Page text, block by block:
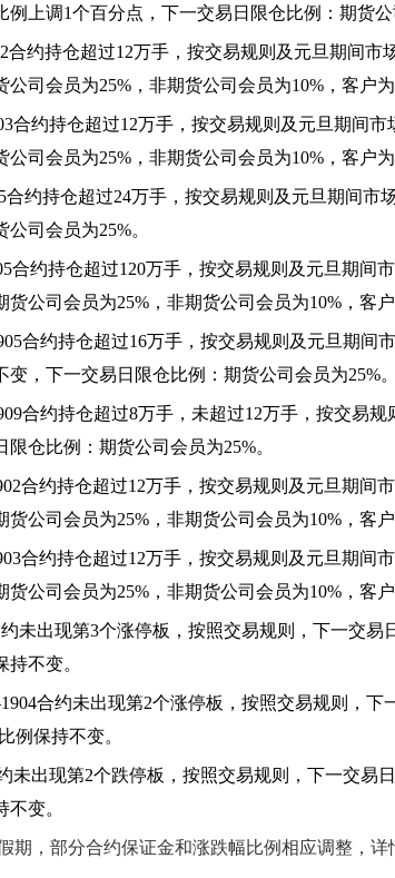
例上调1个百分点，下一交易日限仓比例：期货公
合约持仓超过12万手，按交易规则及元旦期间市
公司会员为25%，非期货公司会员为10%，客户为
合约持仓超过12万手，按交易规则及元旦期间
公司会员为25%，非期货公司会员为10%，客户为
合约持仓超过24万手，按交易规则及元旦期间市
司会员为25%。
合约持仓超过120万手，按交易规则及元旦期间
公司会员为25%，非期货公司会员为10%，客户
合约持仓超过16万手，按交易规则及元旦期间
变，下一交易日限仓比例：期货公司会员为25%。
合约持仓超过8万手，未超过12万手，按交易
仓比例：期货公司会员为25%。
合约持仓超过12万手，按交易规则及元旦期间
公司会员为25%，非期货公司会员为10%，客户
合约持仓超过12万手，按交易规则及元旦期间
公司会员为25%，非期货公司会员为10%，客户
未出现第3个涨停板，按照交易规则，下一交易
不变。
合约未出现第2个涨停板，按照交易规则，下
例保持不变。
未出现第2个跌停板，按照交易规则，下一交易
变。
期，部分合约保证金和涨跌幅比例相应调整，详